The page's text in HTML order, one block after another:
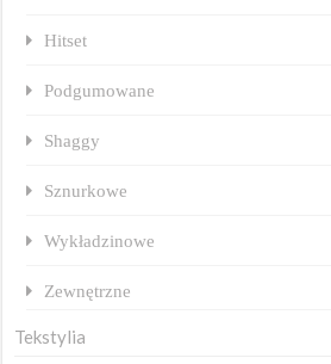
Hitset
Podgumowane
Shaggy
Sznurkowe
Wykładzinowe
Zewnętrzne
Tekstylia